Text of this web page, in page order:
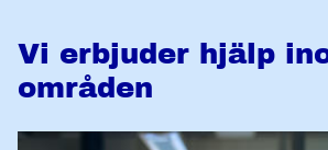
Vi erbjuder hjälp
områden